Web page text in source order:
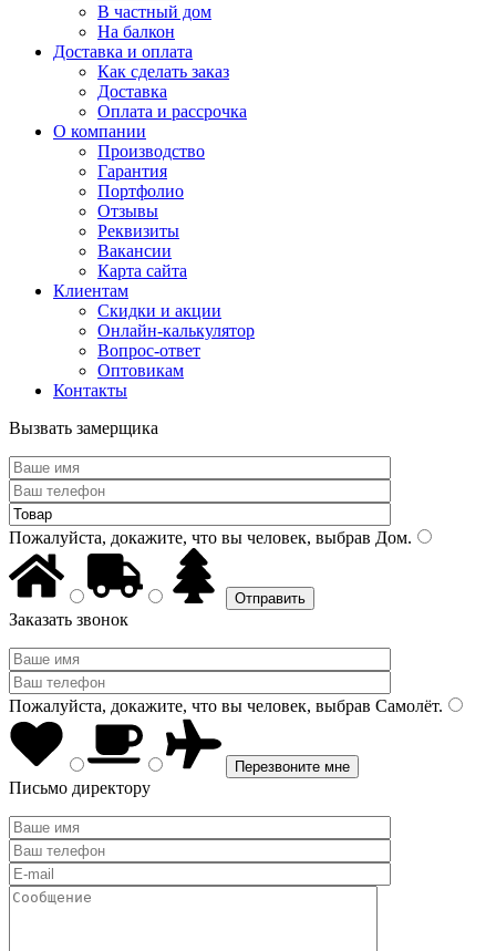
В частный дом
На балкон
Доставка и оплата
Как сделать заказ
Доставка
Оплата и рассрочка
О компании
Производство
Гарантия
Портфолио
Отзывы
Реквизиты
Вакансии
Карта сайта
Клиентам
Скидки и акции
Онлайн-калькулятор
Вопрос-ответ
Оптовикам
Контакты
Вызвать замерщика
Пожалуйста, докажите, что вы человек, выбрав Дом.
Заказать звонок
Пожалуйста, докажите, что вы человек, выбрав Самолёт.
Письмо директору